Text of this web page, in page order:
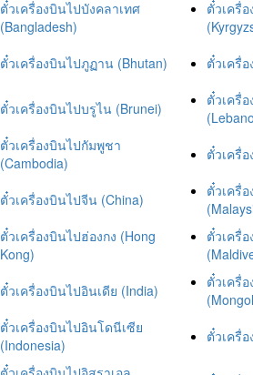
ตั๋วเครื่องบินไปบังคลาเทศ
(Bangladesh)
ตั๋วเครื่
ตั๋วเครื่องบินไปภูฏาน (Bhutan)
ตั๋วเครื่
ตั๋วเครื่องบินไปบรูไน (Brunei)
ตั๋วเครื่
ตั๋วเครื่องบินไปกัมพูชา
(Cambodia)
ตั๋วเครื่
ตั๋วเครื่องบินไปจีน (China)
ตั๋วเครื่
ตั๋วเครื่องบินไปฮ่องกง (Hong
Kong)
ตั๋วเครื่
ตั๋วเครื่องบินไปอินเดีย (India)
ตั๋วเครื่
ตั๋วเครื่องบินไปอินโดนีเซีย
(Indonesia)
ตั๋วเครื่